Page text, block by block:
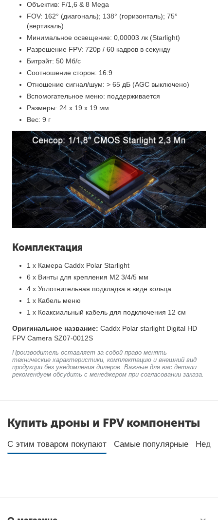
Объектив: F/1,6 & 8 Mega
FOV: 162° (диагональ); 138° (горизонталь); 75°
(вертикаль)
Минимальное освещение: 0,00003 лк (Starlight)
Разрешение FPV: 720p / 60 кадров в секунду
Битрэйт: 50 Мб/с
Соотношение сторон: 16:9
Отношение сигнал/шум: > 65 дБ (AGC выключено)
Вспомогательное меню: поддерживается
Размеры: 24 х 19 х 19 мм
Вес: 9 г
Комплектация
1 х Камера Caddx Polar Starlight
6 х Винты для крепления М2 3/4/5 мм
4 х Уплотнительная подкладка в виде кольца
1 x Кабель меню
1 х Коаксиальный кабель для подключения 12 см
Оригинальное название: Caddx Polar starlight Digital HD
FPV Camera SZ07-0012S
Производитель оставляет за собой право менять
технические характеристики, комплектацию и внешний вид
продукции без уведомления дилеров. Важные для вас детали
рекомендуем обсудить с менеджером при согласовании заказа.
Купить дроны и FPV компоненты
С этим товаром покупают Самые популярные